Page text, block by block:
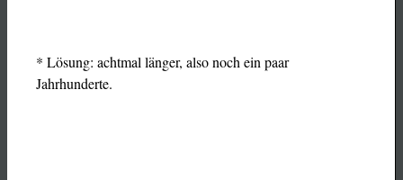
* Lösung: achtmal länger, also noch ein paar
Jahrhunderte.